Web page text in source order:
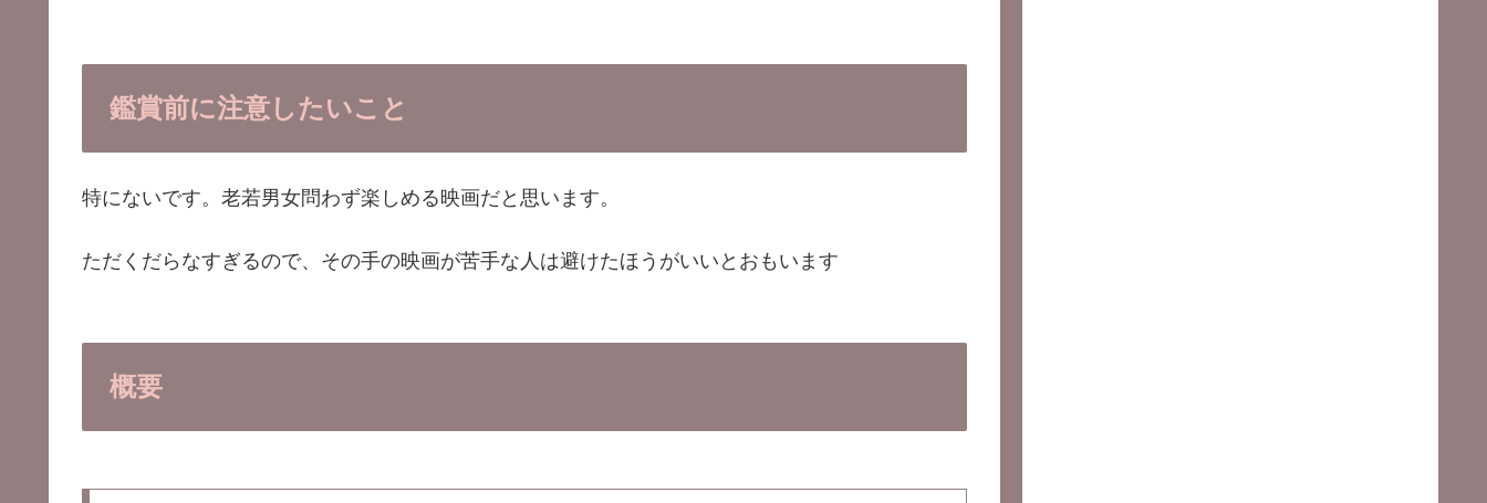
鑑賞前に注意したいこと
特にないです。老若男女問わず楽しめる映画だと思います。
ただくだらなすぎるので、その手の映画が苦手な人は避けたほうがいいとおもいます
概要